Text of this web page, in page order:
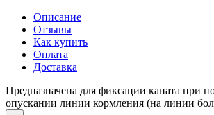
Описание
Отзывы
Как купить
Оплата
Доставка
Предназначена для фиксации каната при
опускании линии кормления (на линии